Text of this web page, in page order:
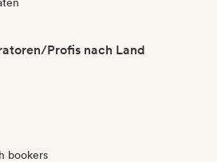
Profis nach Land
bookers